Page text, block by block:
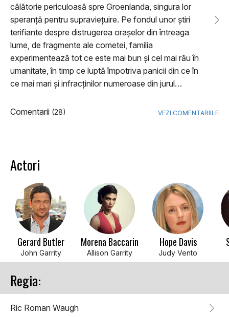
călătorie periculoasă spre Groenlanda, singura lor
speranță pentru supraviețuire. Pe fondul unor știri
terifiante despre distrugerea orașelor din întreaga
lume, de fragmente ale cometei, familia
experimentează tot ce este mai bun și cel mai rău în
umanitate, în timp ce luptă împotriva panicii din ce în
ce mai mari și infracținilor numeroase din jurul…
Comentarii (28) VEZI COMENTARIILE
Actori
Gerard Butler
John Garrity
Morena Baccarin
Allison Garrity
Hope Davis
Judy Vento
Regia:
Ric Roman Waugh